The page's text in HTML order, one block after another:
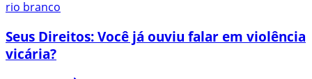
rio branco
Seus Direitos: Você já ouviu falar em violência
vicária?